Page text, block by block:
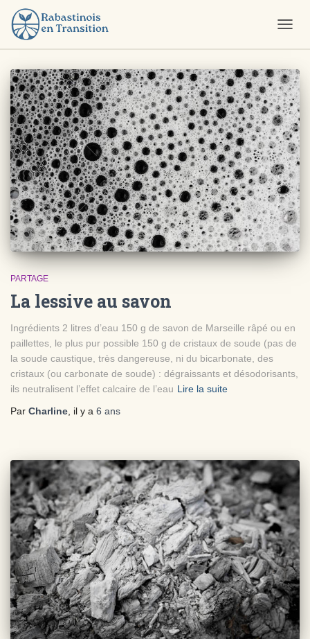
LA
produit entretien
PARTAGE
La lessive au savon
Ingrédients 2 litres d’eau 150 g de savon de Marseille râpé ou en
paillettes, le plus pur possible 150 g de cristaux de soude (pas de
la soude caustique, très dangereuse, ni du bicarbonate, des
cristaux (ou carbonate de soude) : dégraissants et désodorisants,
ils neutralisent l’effet calcaire de l’eau Lire la suite
Par Charline , il y a 6 ans